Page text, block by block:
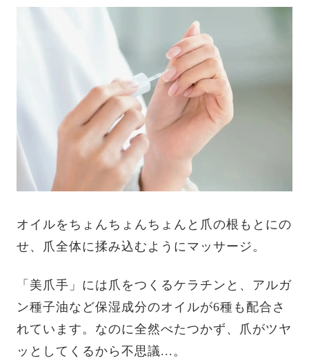
オイルをちょんちょんちょんと爪の根もとにの
せ、爪全体に揉み込むようにマッサージ。
「美爪手」には爪をつくるケラチンと、アルガ
ン種子油など保湿成分のオイルが6種も配合さ
れています。なのに全然べたつかず、爪がツヤ
ッとしてくるから不思議...。